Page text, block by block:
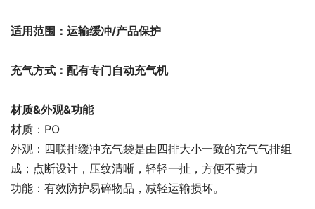
适用范围：运输缓冲/产品保护
充气方式：配有专门自动充气机
材质&外观&功能
材质：PO
外观：四联排缓冲充气袋是由四排大小一致的充气气排组
成；点断设计，压纹清晰，轻轻一扯，方便不费力
功能：有效防护易碎物品，减轻运输损坏。